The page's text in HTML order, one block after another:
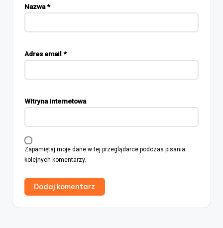
Nazwa*
Adres email *
Witryna internetowa
Zapamiętaj moje dane w tej przeglądarce podczas pisania
kolejnych komentarzy.